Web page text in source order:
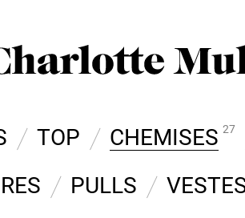
TOP CHEMISES 27
PULLS